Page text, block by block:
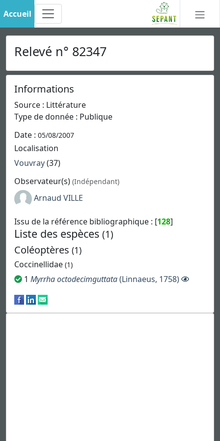
Accueil
Relevé n° 82347
Informations
Source : Littérature
Type de donnée : Publique
Date : 05/08/2007
Localisation
Vouvray(37)
Observateur(s) (Indépendant)
Arnaud VILLE
Issu de la référence bibliographique : [128]
Liste des espèces (1)
Coléoptères (1)
Coccinellidae (1)
1 Myrrha octodecimguttata(Linnaeus, 1758)